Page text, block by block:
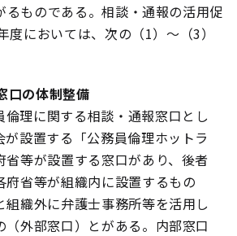
るものである。相談・通報の活用促
度においては、次の（1）～（3）
口の体制整備
倫理に関する相談・通報窓口とし
が設置する「公務員倫理ホットラ
省等が設置する窓口があり、後者
府省等が組織内に設置するもの
組織外に弁護士事務所等を活用し
（外部窓口）とがある。内部窓口